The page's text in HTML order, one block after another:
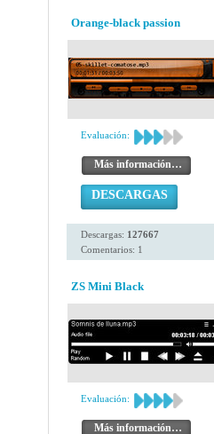
Orange-black passion
Evaluación:
Más información…
DESCARGAS
Descargas: 127667
Comentarios: 1
ZS Mini Black
Evaluación:
Más información…